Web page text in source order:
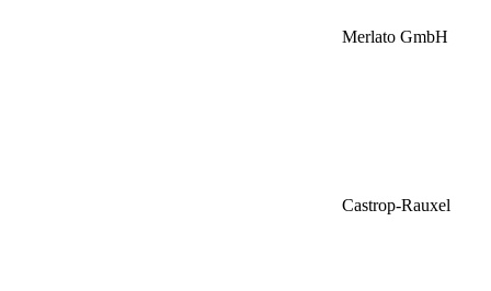
Merlato GmbH
Castrop-Rauxel